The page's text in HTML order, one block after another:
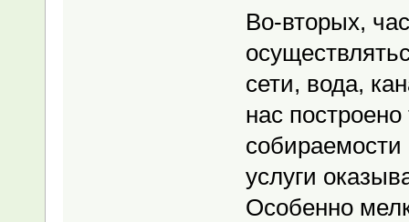
Во-вторых,
сети, вода,
нас
собираемости
услуги
Особенно